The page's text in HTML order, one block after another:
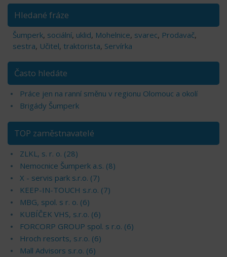
Hledané fráze
Šumperk, sociální, uklid, Mohelnice, svarec, Prodavač,
sestra, Učitel, traktorista, Servírka
Často hledáte
Práce jen na ranní směnu v regionu Olomouc a okolí
Brigády Šumperk
TOP zaměstnavatelé
ZLKL, s. r. o. (28)
Nemocnice Šumperk a.s. (8)
X - servis park s.r.o. (7)
KEEP-IN-TOUCH s.r.o. (7)
MBG, spol. s r. o. (6)
KUBÍČEK VHS, s.r.o. (6)
FORCORP GROUP spol. s r.o. (6)
Hroch resorts, s.r.o. (6)
Mall Advisors s.r.o. (6)